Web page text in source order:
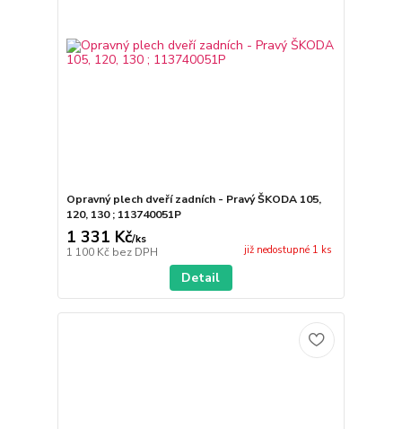
Opravný plech dveří zadních - Pravý ŠKODA 105,
120, 130 ; 113740051P
1 331 Kč/ks
1 100 Kč bez DPH již nedostupné 1 ks
Detail